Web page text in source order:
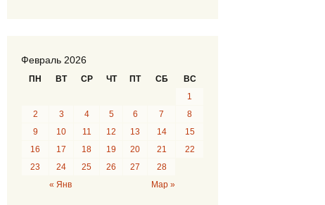
Февраль 2026
ПН ВТ СР ЧТ ПТ СБ ВС
« Янв Мар »
1
2
3 4 5 6 7
8
9
10 11 12 13 14
15
16
17 18 19 20 21
22
23
24 25 26 27 28